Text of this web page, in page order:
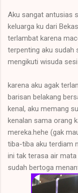
Aku sangat antusias
keluarga ku dari
terlambat karena
terpenting aku sudah
mengikuti wisuda sesi
karena aku agak
barisan belakang
kenal, aku memang
kenalan sama orang
mereka.hehe (gak
tiba-tiba aku terdiam
ini tak terasa air
sudah bertoga